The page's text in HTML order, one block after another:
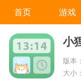
首页 游戏
小
版本
大小